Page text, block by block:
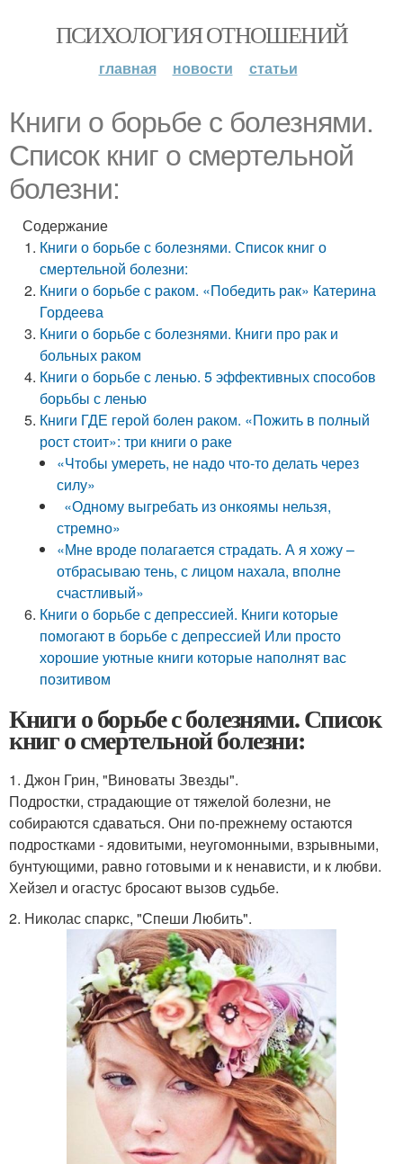
ПСИХОЛОГИЯ ОТНОШЕНИЙ
главная новости статьи
Книги о борьбе с болезнями.
Список книг о смертельной
болезни:
Содержание
Книги о борьбе с болезнями. Список книг о
смертельной болезни:
Книги о борьбе с раком. «Победить рак» Катерина
Гордеева
Книги о борьбе с болезнями. Книги про рак и
больных раком
Книги о борьбе с ленью. 5 эффективных способов
борьбы с ленью
Книги ГДЕ герой болен раком. «Пожить в полный
рост стоит»: три книги о раке
«Чтобы умереть, не надо что-то делать через
силу»
«Одному выгребать из онкоямы нельзя,
стремно»
«Мне вроде полагается страдать. А я хожу –
отбрасываю тень, с лицом нахала, вполне
счастливый»
Книги о борьбе с депрессией. Книги которые
помогают в борьбе с депрессией Или просто
хорошие уютные книги которые наполнят вас
позитивом
Книги о борьбе с болезнями. Список
книг о смертельной болезни:
1. Джон Грин, "Виноваты Звезды".
Подростки, страдающие от тяжелой болезни, не
собираются сдаваться. Они по-прежнему остаются
подростками - ядовитыми, неугомонными, взрывными,
бунтующими, равно готовыми и к ненависти, и к любви.
Хейзел и огастус бросают вызов судьбе.
2. Николас спаркс, "Спеши Любить".